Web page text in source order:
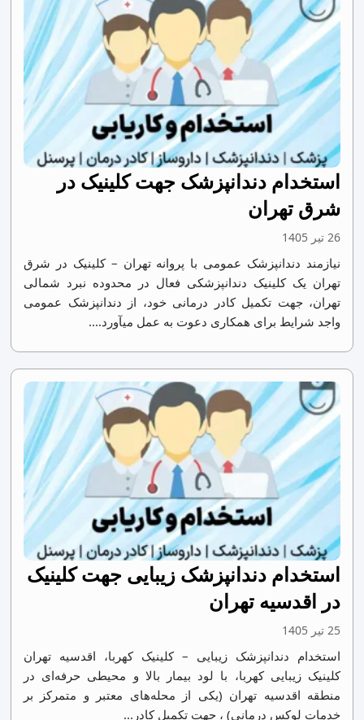
استخدام دندانپزشک جهت کلینیک در
شرق تهران
26 تیر 1405
نیازمند دندانپزشک عمومی با پروانه تهران – کلینیک در شرق
تهران یک کلینیک دندانپزشکی فعال در محدوده نبرد شمالی
تهران، جهت تکمیل کادر درمانی خود، از دندانپزشک عمومی
واجد شرایط برای همکاری دعوت به عمل میآورد....
استخدام دندانپزشک زیبایی جهت کلینیک
در اقدسیه تهران
25 تیر 1405
استخدام دندانپزشک زیبایی – کلینیک کهربا، اقدسیه تهران
کلینیک زیبایی کهربا، با لود بیمار بالا و محیطی حرفه‌ای در
منطقه اقدسیه تهران (یکی از محله‌های معتبر و متمرکز بر
خدمات لوکس درمانی) ، جهت تکمیل کادر...